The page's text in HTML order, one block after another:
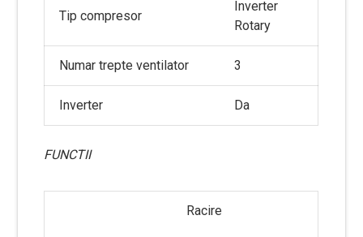
Tip compresor
Inverter
Rotary
Numar trepte ventilator 3
Inverter Da
FUNCTII
Racire